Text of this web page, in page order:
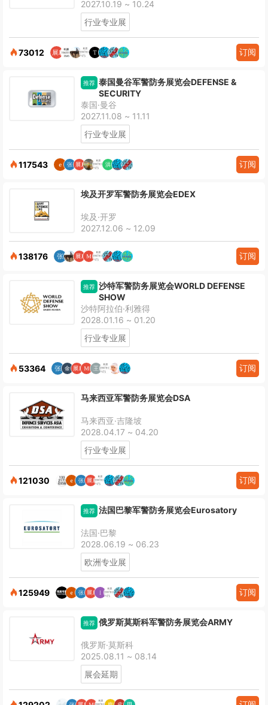
2027.10.19 ~ 10.24
行业专业展
73012 订阅
推荐 泰国曼谷军警防务展览会DEFENSE &
SECURITY
泰国·曼谷
2027.11.08 ~ 11.11
行业专业展
117543 订阅
埃及开罗军警防务展览会EDEX
埃及·开罗
2027.12.06 ~ 12.09
138176 订阅
推荐 沙特军警防务展览会WORLD DEFENSE
SHOW
沙特阿拉伯·利雅得
2028.01.16 ~ 01.20
行业专业展
53364 订阅
马来西亚军警防务展览会DSA
马来西亚·吉隆坡
2028.04.17 ~ 04.20
行业专业展
121030 订阅
推荐 法国巴黎军警防务展览会Eurosatory
法国·巴黎
2028.06.19 ~ 06.23
欧洲专业展
125949 订阅
推荐 俄罗斯莫斯科军警防务展览会ARMY
俄罗斯·莫斯科
2025.08.11 ~ 08.14
展会延期